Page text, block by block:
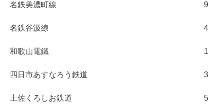
名鉄美濃町線 9
名鉄谷汲線 4
和歌山電鐵 1
四日市あすなろう鉄道 3
土佐くろしお鉄道 5